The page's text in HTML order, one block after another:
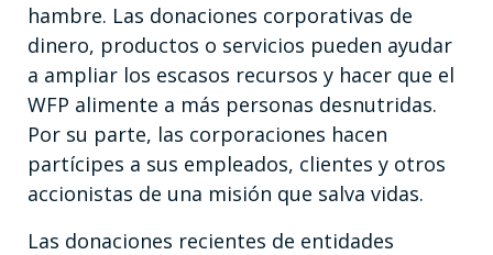
hambre. Las donaciones corporativas de
dinero, productos o servicios pueden ayudar
a ampliar los escasos recursos y hacer que el
WFP alimente a más personas desnutridas.
Por su parte, las corporaciones hacen
partícipes a sus empleados, clientes y otros
accionistas de una misión que salva vidas.
Las donaciones recientes de entidades